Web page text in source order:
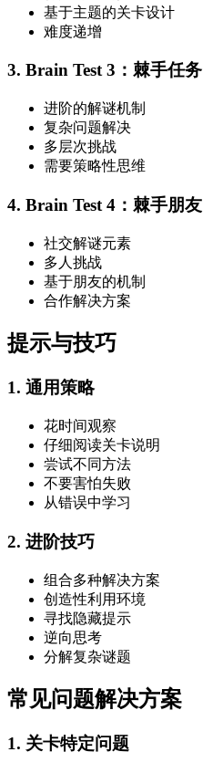
基于主题的关卡设计
难度递增
3. Brain Test 3：棘手任务
进阶的解谜机制
复杂问题解决
多层次挑战
需要策略性思维
4. Brain Test 4：棘手朋友
社交解谜元素
多人挑战
基于朋友的机制
合作解决方案
提示与技巧
1. 通用策略
花时间观察
仔细阅读关卡说明
尝试不同方法
不要害怕失败
从错误中学习
2. 进阶技巧
组合多种解决方案
创造性利用环境
寻找隐藏提示
逆向思考
分解复杂谜题
常见问题解决方案
1. 关卡特定问题